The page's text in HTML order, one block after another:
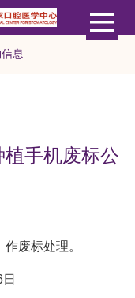
息
手机废标公
废标处理。